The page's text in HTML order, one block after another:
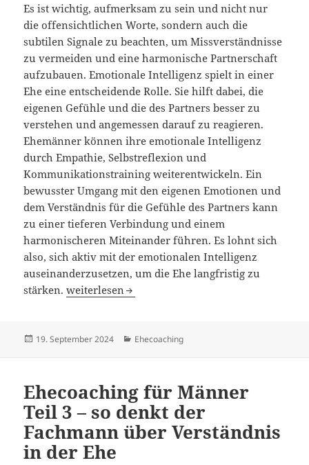
Es ist wichtig, aufmerksam zu sein und nicht nur
die offensichtlichen Worte, sondern auch die
subtilen Signale zu beachten, um Missverständnisse
zu vermeiden und eine harmonische Partnerschaft
aufzubauen. Emotionale Intelligenz spielt in einer
Ehe eine entscheidende Rolle. Sie hilft dabei, die
eigenen Gefühle und die des Partners besser zu
verstehen und angemessen darauf zu reagieren.
Ehemänner können ihre emotionale Intelligenz
durch Empathie, Selbstreflexion und
Kommunikationstraining weiterentwickeln. Ein
bewusster Umgang mit den eigenen Emotionen und
dem Verständnis für die Gefühle des Partners kann
zu einer tieferen Verbindung und einem
harmonischeren Miteinander führen. Es lohnt sich
also, sich aktiv mit der emotionalen Intelligenz
auseinanderzusetzen, um die Ehe langfristig zu
stärken.Ehecoaching für Männer Teil 4 – Emotionale
weiterlesen
Veröffentlicht
19. September 2024 Kategorien
Ehecoaching
Ehecoaching für Männer
Teil 3 – so denkt der
Fachmann über Verständnis
in der Ehe